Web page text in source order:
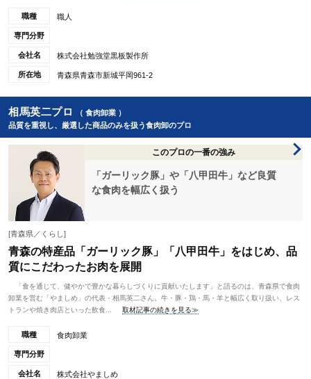
職種 職人
専門分野
会社名 株式会社勉強堂黒板製作所
所在地 青森県青森市新城平岡961-2
相馬英二プロ
（ 食肉卸業 ）
品質を重視し、厳選した商品のみを扱う食肉卸のプロ
このプロの一番の強み
「ガーリック豚」や「八甲田牛」など良質
な食肉を幅広く扱う
[青森県／くらし]
青森の特産品「ガーリック豚」「八甲田牛」をはじめ、品
質にこだわったお肉を展開
「食を通じて、健やかで豊かな暮らしづくりに貢献いたします」と語るのは、青森県で食肉
卸業を営む「やましめ」の代表・相馬英二さん。牛・豚・鶏・馬・羊と幅広く取り扱い、レス
トランや焼き肉店といった飲食...
取材記事の続きを見る≫
職種 食肉卸業
専門分野
会社名 株式会社やましめ